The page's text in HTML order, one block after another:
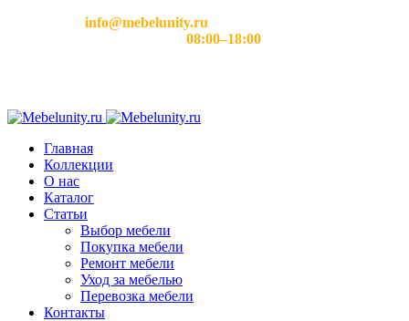
info@mebelunity.ru
08:00–18:00
Главная
Коллекции
О нас
Каталог
Статьи
Выбор мебели
Покупка мебели
Ремонт мебели
Уход за мебелью
Перевозка мебели
Контакты